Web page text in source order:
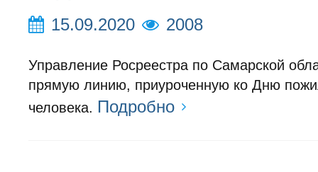
15.09.2020 2008
Управление Росреестра по Самарской
прямую линию, приуроченную ко Дню
человека. Подробно